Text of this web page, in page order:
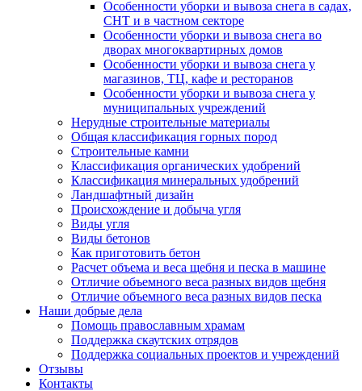
Особенности уборки и вывоза снега в садах,
СНТ и в частном секторе
Особенности уборки и вывоза снега во
дворах многоквартирных домов
Особенности уборки и вывоза снега у
магазинов, ТЦ, кафе и ресторанов
Особенности уборки и вывоза снега у
муниципальных учреждений
Нерудные строительные материалы
Общая классификация горных пород
Строительные камни
Классификация органических удобрений
Классификация минеральных удобрений
Ландшафтный дизайн
Происхождение и добыча угля
Виды угля
Виды бетонов
Как приготовить бетон
Расчет объема и веса щебня и песка в машине
Отличие объемного веса разных видов щебня
Отличие объемного веса разных видов песка
Наши добрые дела
Помощь православным храмам
Поддержка скаутских отрядов
Поддержка социальных проектов и учреждений
Отзывы
Контакты